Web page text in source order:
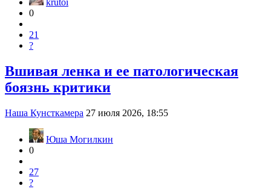
krutoi
0
21
?
Вшивая ленка и ее патологическая
боязнь критики
Наша Кунсткамера 27 июля 2026, 18:55
Юша Могилкин
0
27
?